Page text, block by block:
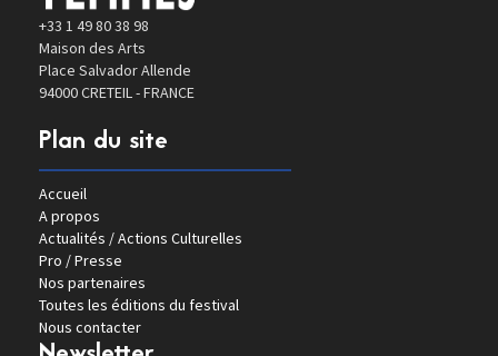
+33 1 49 80 38 98
Maison des Arts
Place Salvador Allende
94000 CRETEIL - FRANCE
Plan du site
Accueil
A propos
Actualités / Actions Culturelles
Pro / Presse
Nos partenaires
Toutes les éditions du festival
Nous contacter